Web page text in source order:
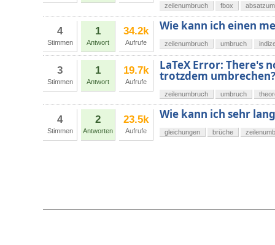
zeilenumbruch fbox
4
Stimmen
1
Antwort
34.2k
Aufrufe
Wie kann ich einen
zeilenumbruch umbruch
3
Stimmen
1
Antwort
19.7k
Aufrufe
LaTeX Error: There's
trotzdem umbrechen?
zeilenumbruch umbruch
4
Stimmen
2
Antworten
23.5k
Aufrufe
Wie kann ich sehr
gleichungen brüche